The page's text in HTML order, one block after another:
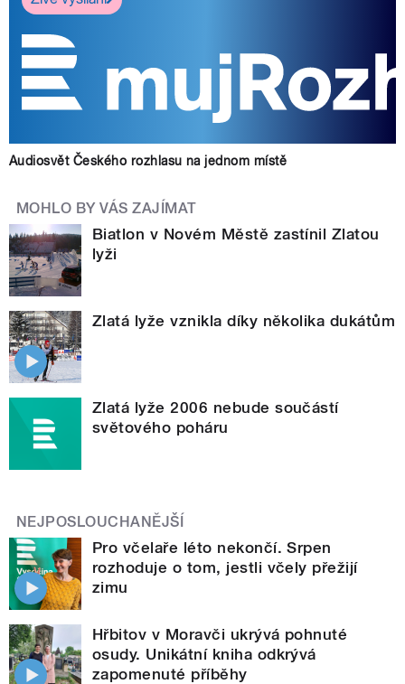
Audiosvět Českého rozhlasu na jednom místě
MOHLO BY VÁS ZAJÍMAT
Biatlon v Novém Městě zastínil Zlatou
lyži
Zlatá lyže vznikla díky několika dukátům
Zlatá lyže 2006 nebude součástí
světového poháru
NEJPOSLOUCHANĚJŠÍ
Pro včelaře léto nekončí. Srpen
rozhoduje o tom, jestli včely přežijí
zimu
Hřbitov v Moravči ukrývá pohnuté
osudy. Unikátní kniha odkrývá
zapomenuté příběhy